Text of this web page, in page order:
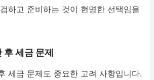
하고 준비하는 것이 현명한 선택임을
세금 문제
세금 문제도 중요한 고려 사항입니다.